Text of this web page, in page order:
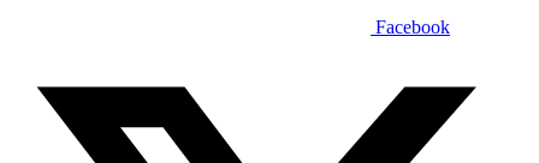
Facebook